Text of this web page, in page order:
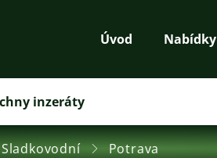
Úvod Nabídky
inzeráty
Sladkovodní Potrava